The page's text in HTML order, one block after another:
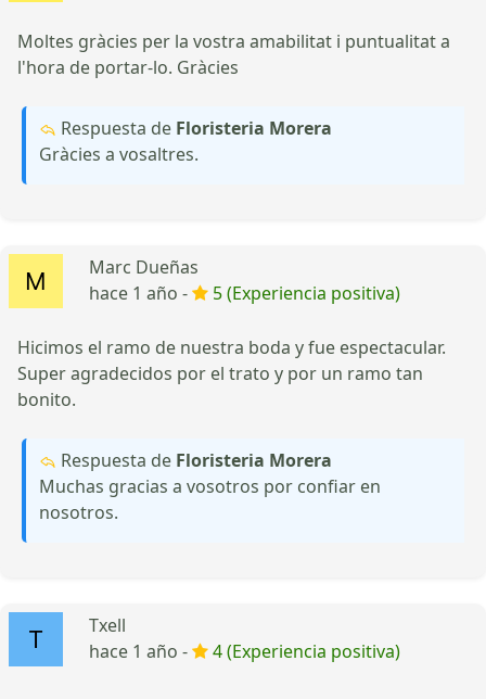
Moltes gràcies per la vostra amabilitat i puntualitat a
l'hora de portar-lo. Gràcies
Respuesta de Floristeria Morera
Gràcies a vosaltres.
Marc Dueñas
hace 1 año -
5 (Experiencia positiva)
Hicimos el ramo de nuestra boda y fue espectacular.
Super agradecidos por el trato y por un ramo tan
bonito.
Respuesta de Floristeria Morera
Muchas gracias a vosotros por confiar en
nosotros.
Txell
hace 1 año -
4 (Experiencia positiva)